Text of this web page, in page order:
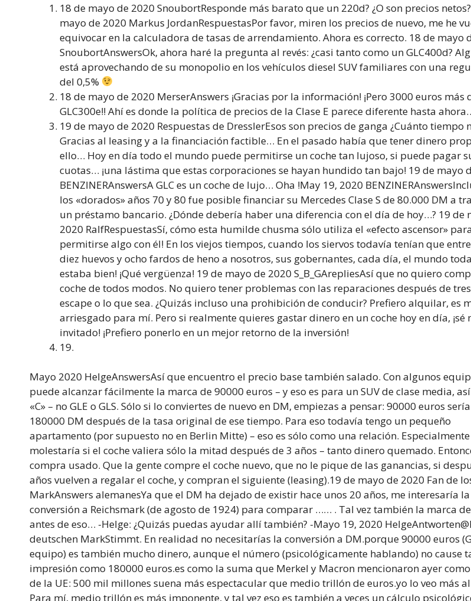
18 de mayo de 2020 SnoubortResponde más barato que un 220d? ¿O son precios
mayo de 2020 Markus JordanRespuestasPor favor, miren los precios de nuevo, me he
equivocar en la calculadora de tasas de arrendamiento. Ahora es correcto. 18 de mayo
SnoubortAnswersOk, ahora haré la pregunta al revés: ¿casi tanto como un GLC400d?
está aprovechando de su monopolio en los vehículos diesel SUV familiares con una
del 0,5%
18 de mayo de 2020 MerserAnswers ¡Gracias por la información! ¡Pero 3000 euros más
GLC300e!! Ahí es donde la política de precios de la Clase E parece diferente hasta
19 de mayo de 2020 Respuestas de DresslerEsos son precios de ganga ¿Cuánto tiempo
Gracias al leasing y a la financiación factible… En el pasado había que tener dinero
ello… Hoy en día todo el mundo puede permitirse un coche tan lujoso, si puede pagar
cuotas… ¡una lástima que estas corporaciones se hayan hundido tan bajo! 19 de mayo
BENZINERAnswersA GLC es un coche de lujo… Oha !May 19, 2020
los «dorados» años 70 y 80 fue posible financiar su Mercedes Clase S de 80.000 DM a
un préstamo bancario. ¿Dónde debería haber una diferencia con el día de hoy…? 19 de
2020 RalfRespuestasSí, cómo esta humilde chusma sólo utiliza el «efecto ascensor»
permitirse algo con él! En los viejos tiempos, cuando los siervos todavía tenían que
diez huevos y ocho fardos de heno a nosotros, sus gobernantes, cada día, el mundo
estaba bien! ¡Qué vergüenza! 19 de mayo de 2020 S_B_GArepliesAsí que no quiero
coche de todos modos. No quiero tener problemas con las reparaciones después de
escape o lo que sea. ¿Quizás incluso una prohibición de conducir? Prefiero alquilar, es
arriesgado para mí. Pero si realmente quieres gastar dinero en un coche hoy en día, ¡sé
invitado! ¡Prefiero ponerlo en un mejor retorno de la inversión!
19.
Mayo 2020 HelgeAnswersAsí que encuentro el precio base también salado. Con algunos
puede alcanzar fácilmente la marca de 90000 euros – y eso es para un SUV de clase media,
«C» – no GLE o GLS. Sólo si lo conviertes de nuevo en DM, empiezas a pensar: 90000 euros
180000 DM después de la tasa original de ese tiempo. Para eso todavía tengo un pequeño
apartamento (por supuesto no en Berlin Mitte) – eso es sólo como una relación.
molestaría si el coche valiera sólo la mitad después de 3 años – tanto dinero quemado.
compra usado. Que la gente compre el coche nuevo, que no le pique de las ganancias, si
años vuelven a regalar el coche, y compran el siguiente (leasing).19 de mayo de 2020 Fan de
MarkAnswers alemanesYa que el DM ha dejado de existir hace unos 20 años, me interesaría la
conversión a Reichsmark (de agosto de 1924) para comparar …… . Tal vez también la marca
antes de eso… -Helge: ¿Quizás puedas ayudar allí también? -Mayo 19, 2020
deutschen MarkStimmt. En realidad no necesitarías la conversión a DM.porque 90000 euros
equipo) es también mucho dinero, aunque el número (psicológicamente hablando) no cause
impresión como 180000 euros.es como la suma que Merkel y Macron mencionaron ayer
de la UE: 500 mil millones suena más espectacular que medio trillón de euros.yo lo veo más al
Para mí, medio trillón es más imponente, y tal vez eso es también a veces un cálculo